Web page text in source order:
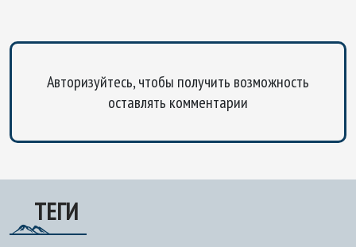
Авторизуйтесь, чтобы получить возможность
оставлять комментарии
ТЕГИ